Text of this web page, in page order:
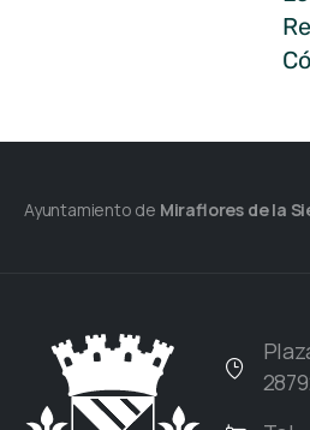
Ayuntamiento de Miraflores de la